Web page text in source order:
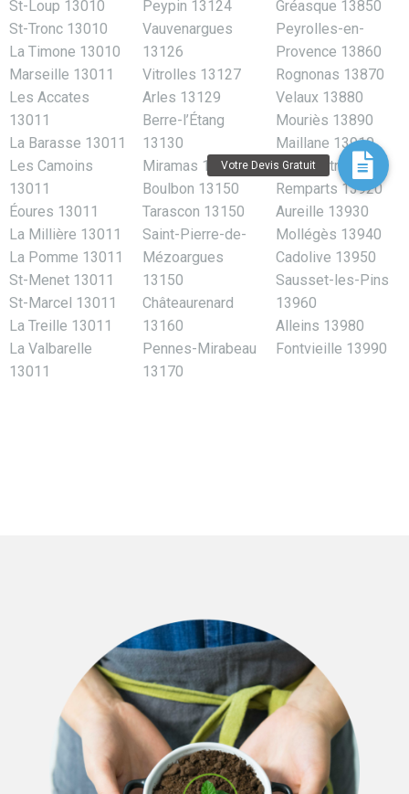
St-Loup 13010
St-Tronc 13010
La Timone 13010
Marseille 13011
Les Accates
13011
La Barasse 13011
Les Camoins
13011
Éoures 13011
La Millière 13011
La Pomme 13011
St-Menet 13011
St-Marcel 13011
La Treille 13011
La Valbarelle
13011
Peypin 13124
Vauvenargues
13126
Vitrolles 13127
Arles 13129
Berre-l’Étang
13130
Miramas 13140
Boulbon 13150
Tarascon 13150
Saint-Pierre-de-
Mézoargues
13150
Châteaurenard
13160
Pennes-Mirabeau
13170
Gréasque 13850
Peyrolles-en-
Provence 13860
Rognonas 13870
Velaux 13880
Mouriès 13890
Maillane 13910
Saint-Mitre-les-
Remparts 13920
Aureille 13930
Mollégès 13940
Cadolive 13950
Sausset-les-Pins
13960
Alleins 13980
Fontvieille 13990